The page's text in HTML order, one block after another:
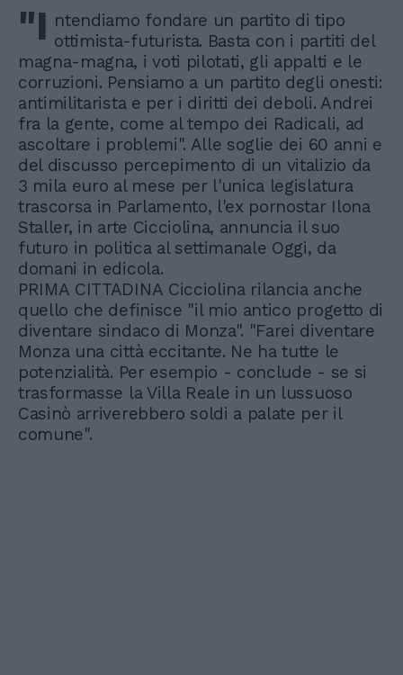
"I ntendiamo fondare un partito di tipo
ottimista-futurista. Basta con i partiti del
magna-magna, i voti pilotati, gli appalti e le
corruzioni. Pensiamo a un partito degli onesti:
antimilitarista e per i diritti dei deboli. Andrei
fra la gente, come al tempo dei Radicali, ad
ascoltare i problemi". Alle soglie dei 60 anni e
del discusso percepimento di un vitalizio da
3 mila euro al mese per l'unica legislatura
trascorsa in Parlamento, l'ex pornostar Ilona
Staller, in arte Cicciolina, annuncia il suo
futuro in politica al settimanale Oggi, da
domani in edicola.
PRIMA CITTADINA Cicciolina rilancia anche
quello che definisce "il mio antico progetto di
diventare sindaco di Monza". "Farei diventare
Monza una città eccitante. Ne ha tutte le
potenzialità. Per esempio - conclude - se si
trasformasse la Villa Reale in un lussuoso
Casinò arriverebbero soldi a palate per il
comune".